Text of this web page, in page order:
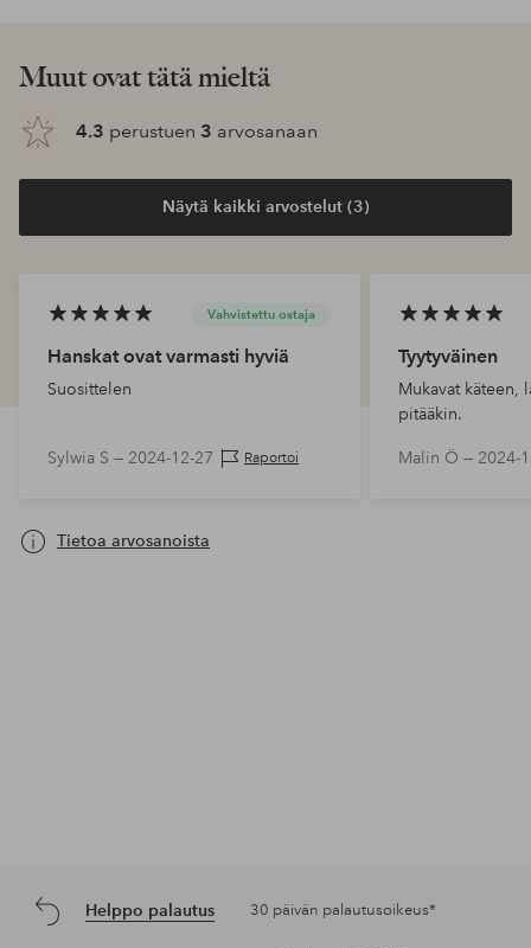
Muut ovat tätä mieltä
4.3 perustuen 3 arvosanaan
Näytä kaikki arvostelut (3)
Vahvistettu ostaja
Hanskat ovat varmasti hyviä
Suosittelen
Sylwia S — 2024-12-27 Raportoi
Tyytyväinen
Mukavat käteen,
pitääkin.
Malin Ö — 2024-
Tietoa arvosanoista
Helppo palautus 30 päivän palautusoikeus*